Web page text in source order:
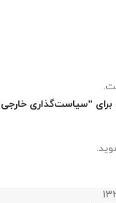
برای “سیاست‌گذاری خارجی